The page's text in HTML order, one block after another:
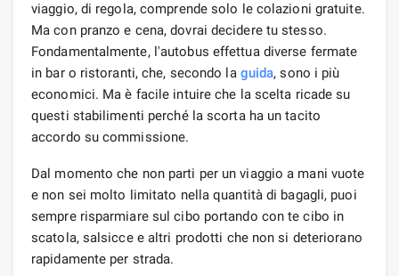
viaggio, di regola, comprende solo le colazioni gratuite.
Ma con pranzo e cena, dovrai decidere tu stesso.
Fondamentalmente, l'autobus effettua diverse fermate
in bar o ristoranti, che, secondo la guida, sono i più
economici. Ma è facile intuire che la scelta ricade su
questi stabilimenti perché la scorta ha un tacito
accordo su commissione.
Dal momento che non parti per un viaggio a mani vuote
e non sei molto limitato nella quantità di bagagli, puoi
sempre risparmiare sul cibo portando con te cibo in
scatola, salsicce e altri prodotti che non si deteriorano
rapidamente per strada.